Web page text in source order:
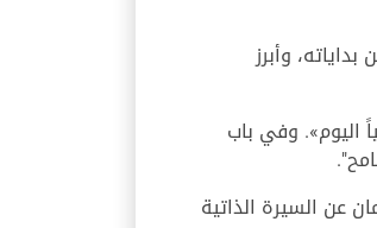
وأبرز
اليوم». وفي باب
عن السيرة الذاتية